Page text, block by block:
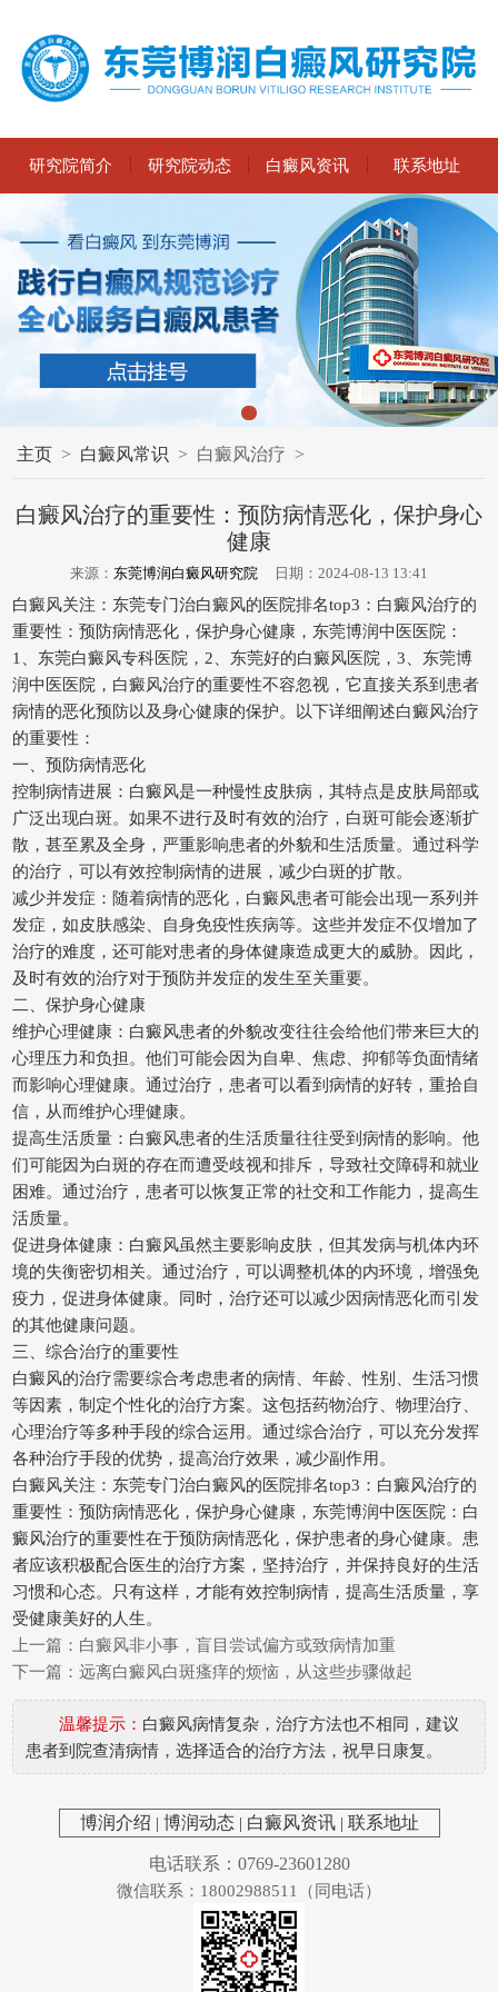
研究院简介 研究院动态 白癜风资讯 联系地址
主页 > 白癜风常识 > 白癜风治疗 >
白癜风治疗的重要性：预防病情恶化，保护身心
健康
来源： 东莞博润白癜风研究院 日期：2024-08-13 13:41
白癜风关注：东莞专门治白癜风的医院排名top3：白癜风治疗的
重要性：预防病情恶化，保护身心健康，东莞博润中医医院：
1、东莞白癜风专科医院，2、东莞好的白癜风医院，3、东莞博
润中医医院，白癜风治疗的重要性不容忽视，它直接关系到患者
病情的恶化预防以及身心健康的保护。以下详细阐述白癜风治疗
的重要性：
一、预防病情恶化
控制病情进展：白癜风是一种慢性皮肤病，其特点是皮肤局部或
广泛出现白斑。如果不进行及时有效的治疗，白斑可能会逐渐扩
散，甚至累及全身，严重影响患者的外貌和生活质量。通过科学
的治疗，可以有效控制病情的进展，减少白斑的扩散。
减少并发症：随着病情的恶化，白癜风患者可能会出现一系列并
发症，如皮肤感染、自身免疫性疾病等。这些并发症不仅增加了
治疗的难度，还可能对患者的身体健康造成更大的威胁。因此，
及时有效的治疗对于预防并发症的发生至关重要。
二、保护身心健康
维护心理健康：白癜风患者的外貌改变往往会给他们带来巨大的
心理压力和负担。他们可能会因为自卑、焦虑、抑郁等负面情绪
而影响心理健康。通过治疗，患者可以看到病情的好转，重拾自
信，从而维护心理健康。
提高生活质量：白癜风患者的生活质量往往受到病情的影响。他
们可能因为白斑的存在而遭受歧视和排斥，导致社交障碍和就业
困难。通过治疗，患者可以恢复正常的社交和工作能力，提高生
活质量。
促进身体健康：白癜风虽然主要影响皮肤，但其发病与机体内环
境的失衡密切相关。通过治疗，可以调整机体的内环境，增强免
疫力，促进身体健康。同时，治疗还可以减少因病情恶化而引发
的其他健康问题。
三、综合治疗的重要性
白癜风的治疗需要综合考虑患者的病情、年龄、性别、生活习惯
等因素，制定个性化的治疗方案。这包括药物治疗、物理治疗、
心理治疗等多种手段的综合运用。通过综合治疗，可以充分发挥
各种治疗手段的优势，提高治疗效果，减少副作用。
白癜风关注：东莞专门治白癜风的医院排名top3：白癜风治疗的
重要性：预防病情恶化，保护身心健康，东莞博润中医医院：白
癜风治疗的重要性在于预防病情恶化，保护患者的身心健康。患
者应该积极配合医生的治疗方案，坚持治疗，并保持良好的生活
习惯和心态。只有这样，才能有效控制病情，提高生活质量，享
受健康美好的人生。
上一篇： 白癜风非小事，盲目尝试偏方或致病情加重
下一篇： 远离白癜风白斑瘙痒的烦恼，从这些步骤做起
温馨提示： 白癜风病情复杂，治疗方法也不相同，建议
患者到院查清病情，选择适合的治疗方法，祝早日康复。
博润介绍 | 博润动态| 白癜风资讯| 联系地址
电话联系：0769-23601280
微信联系：18002988511（同电话）